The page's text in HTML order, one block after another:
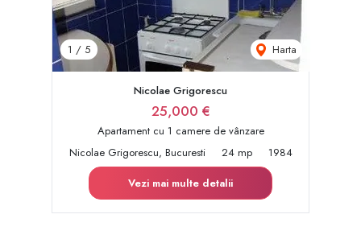
1 / 5 Harta
Nicolae Grigorescu
25,000 €
Apartament cu 1 camere de vânzare
Nicolae Grigorescu, Bucuresti
24 mp
1984
Vezi mai multe detalii